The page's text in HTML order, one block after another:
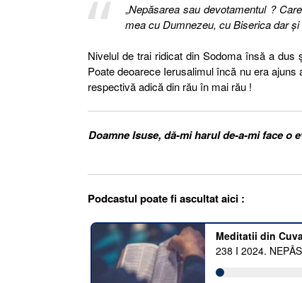
„Nepăsarea sau devotamentul ?
mea cu Dumnezeu, cu Biserica dar
Nivelul de trai ridicat din Sodoma însă a
Poate deoarece Ierusalimul încă nu era
respectivă adică din rău în mai rău !
Doamne Isuse, dă-mi harul de-a-mi face o
Podcastul poate fi ascultat aici :